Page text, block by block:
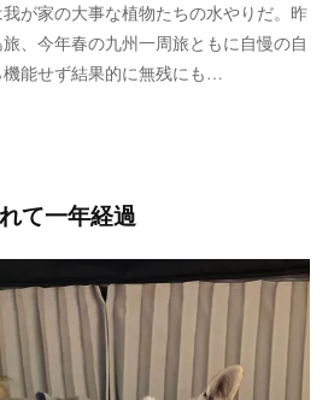
が家の大事な植物たちの水やりだ。昨
、今年春の九州一周旅ともに自慢の自
能せず結果的に無残にも…
て一年経過